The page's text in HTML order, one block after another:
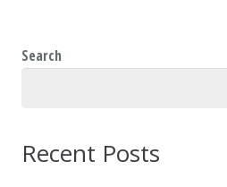
Search
Recent Posts